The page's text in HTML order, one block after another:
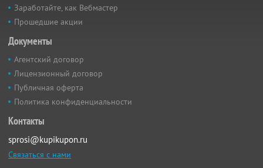
Заработайте, как Вебмастер
Прошедшие акции
Документы
Агентский договор
Лицензионный договор
Публичная оферта
Политика конфиденциальности
Контакты
sprosi@kupikupon.ru
Связаться с нами